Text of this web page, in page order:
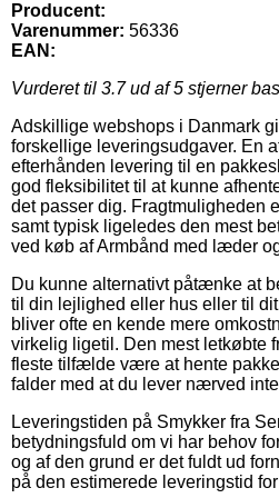
Producent:
Varenummer: 56336
EAN:
Vurderet til 3.7ud af 5 stjerner
Adskillige webshops i Danmark
forskellige leveringsudgaver. En
efterhånden levering til en
god fleksibilitet til at kunne
det passer dig. Fragtmuligheden
samt typisk ligeledes den mest
ved køb af Armbånd med læder
Du kunne alternativt påtænke at
til din lejlighed eller hus eller til
bliver ofte en kende mere
virkelig ligetil. Den mest letkøbte
fleste tilfælde være at hente
falder med at du lever nærved
Leveringstiden på Smykker fra
betydningsfuld om vi har behov
og af den grund er det fuldt ud
på den estimerede leveringstid